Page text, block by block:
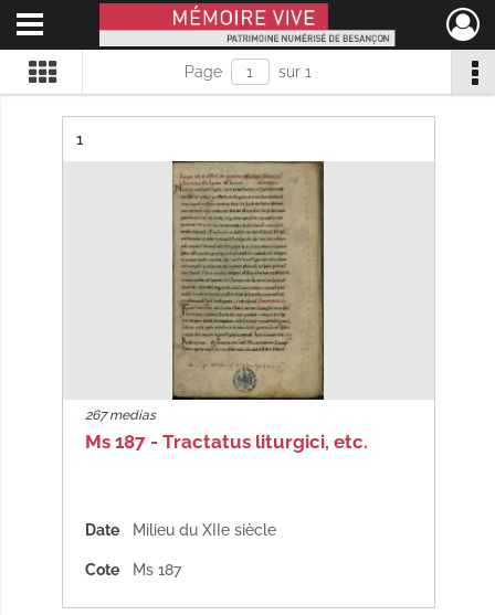
Mémoire Vive patrimoine numérisé de Besançon
Ouvrir le menu déroulant
Page sur 1
Résultat n°
1
267 medias
Ms 187 - Tractatus liturgici, etc.
Date Milieu du XIIe siècle
Cote Ms 187